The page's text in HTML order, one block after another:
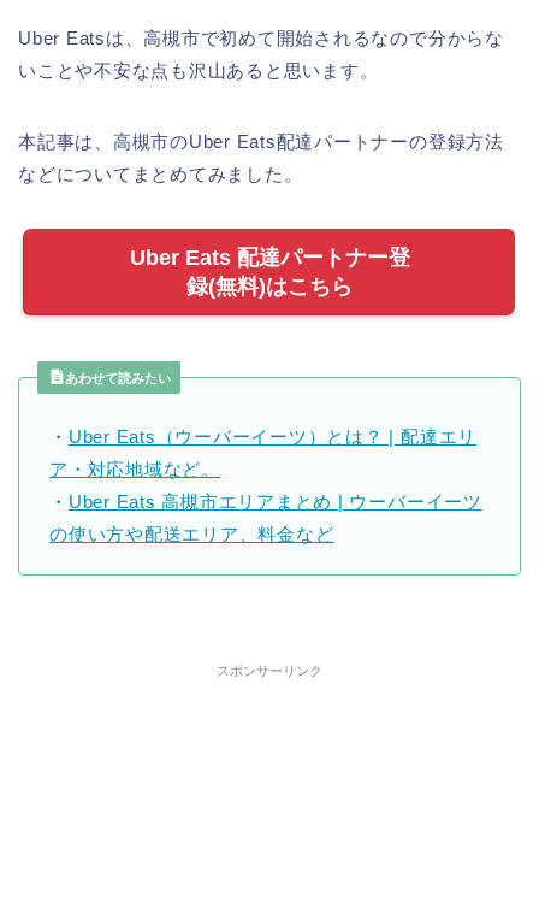
Uber Eatsは、高槻市で初めて開始されるなので分からな
いことや不安な点も沢山あると思います。
本記事は、高槻市のUber Eats配達パートナーの登録方法
などについてまとめてみました。
Uber Eats 配達パートナー登
録(無料)はこちら
あわせて読みたい
・ Uber Eats（ウーバーイーツ）とは？ | 配達エリ
ア・対応地域など。
・ Uber Eats 高槻市エリアまとめ | ウーバーイーツ
の使い方や配送エリア、料金など
スポンサーリンク